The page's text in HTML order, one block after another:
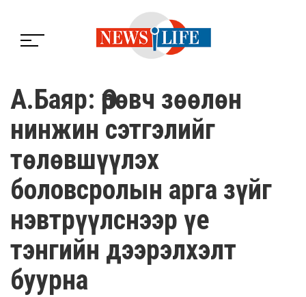
А.Баяр: Өрөвч зөөлөн
нинжин сэтгэлийг
төлөвшүүлэх
боловсролын арга зүйг
нэвтрүүлснээр үе
тэнгийн дээрэлхэлт
буурна